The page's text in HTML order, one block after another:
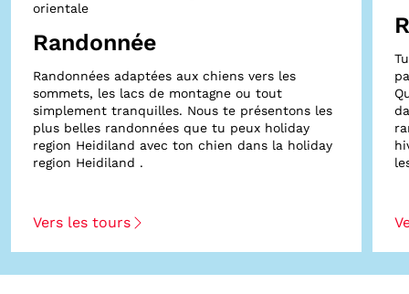
orientale
Randonnée
Randonnées adaptées aux chiens vers les
sommets, les lacs de montagne ou tout
simplement tranquilles. Nous te présentons les
plus belles randonnées que tu peux holiday
region Heidiland avec ton chien dans la holiday
region Heidiland .
Vers les tours